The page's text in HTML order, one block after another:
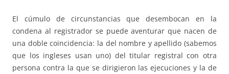
El cúmulo de circunstancias que desembocan en la
condena al registrador se puede aventurar que nacen de
una doble coincidencia: la del nombre y apellido (sabemos
que los ingleses usan uno) del titular registral con otra
persona contra la que se dirigieron las ejecuciones y la de